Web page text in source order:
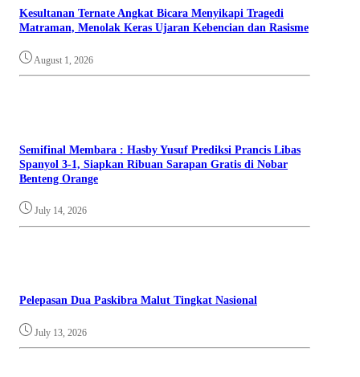
Kesultanan Ternate Angkat Bicara Menyikapi Tragedi
Matraman, Menolak Keras Ujaran Kebencian dan Rasisme
August 1, 2026
Semifinal Membara : Hasby Yusuf Prediksi Prancis Libas
Spanyol 3-1, Siapkan Ribuan Sarapan Gratis di Nobar
Benteng Orange
July 14, 2026
Pelepasan Dua Paskibra Malut Tingkat Nasional
July 13, 2026